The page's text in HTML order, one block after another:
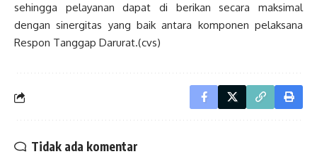
sehingga pelayanan dapat di berikan secara maksimal
dengan sinergitas yang baik antara komponen pelaksana
Respon Tanggap Darurat.(cvs)
Tidak ada komentar